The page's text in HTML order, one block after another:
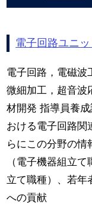
電子回路ユニッ
電子回路，電磁波
微細加工，超音波
材開発 指導員養
おける電子回路関
らにこの分野の情
（電子機器組立
立て職種）、若年
への貢献